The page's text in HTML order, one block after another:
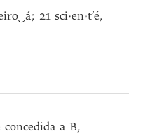
‿á; 21 sci·en·t’é,
a B,